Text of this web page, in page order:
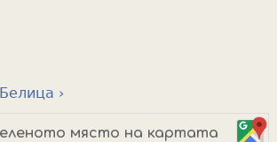
Белица ›
място на картата